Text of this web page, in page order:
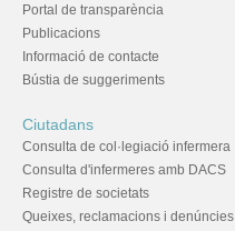
Portal de transparència
Publicacions
Informació de contacte
Bústia de suggeriments
Ciutadans
Consulta de col·legiació infermera
Consulta d'infermeres amb DACS
Registre de societats
Queixes, reclamacions i denúncies